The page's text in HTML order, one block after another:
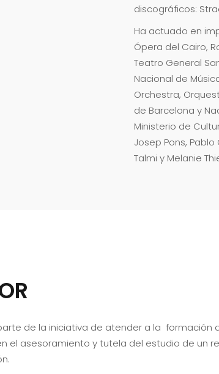
discográficos:
Ha actuado en
Ópera del Cairo,
Teatro General
Nacional de
Orchestra,
de Barcelona y
Ministerio de
Josep Pons,
Talmi y Melanie
de la iniciativa de atender a la
el asesoramiento y tutela del estudio de un